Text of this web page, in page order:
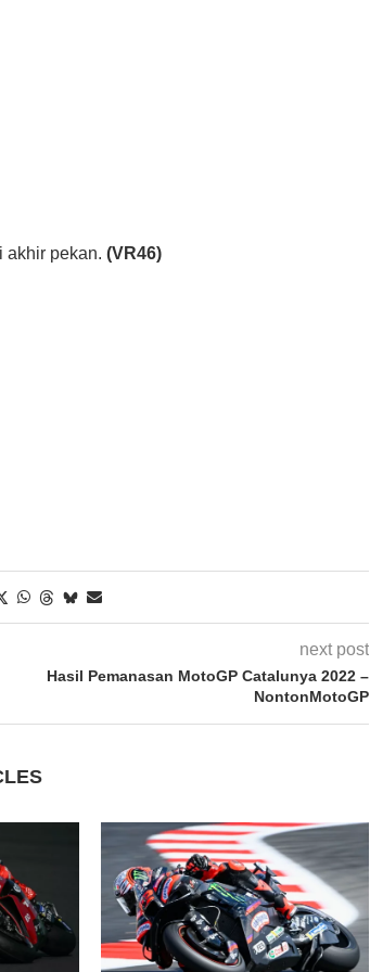
akhir pekan. (VR46)
next post
Hasil Pemanasan MotoGP Catalunya 2022 –
NontonMotoGP